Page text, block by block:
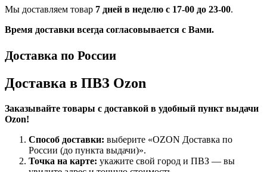
Мы доставляем товар 7 дней в неделю с 17-00 до 23-00.
Время доставки всегда согласовывается с Вами.
Доставка по России
Доставка в ПВЗ Ozon
Заказывайте товары с доставкой в удобный пункт выдачи
Ozon!
Способ доставки: выберите «OZON Доставка по
России (до пункта выдачи)».
Точка на карте: укажите свой город и ПВЗ — вы